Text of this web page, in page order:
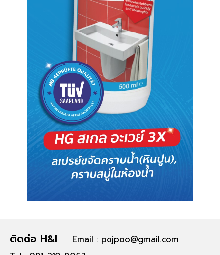
ติดต่อ H&I
Email : pojpoo@gmail.com